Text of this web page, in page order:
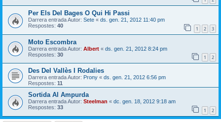
Per Els Del Bages O Qui Hi Passi
Darrera entrada Autor: Sete « ds. gen. 21, 2012 11:40 pm
Respostes: 40 1 2 3
Moto Escombra
Darrera entrada Autor: Albert « ds. gen. 21, 2012 8:24 pm
Respostes: 30 1 2
Des Del Vallès I Rodalies
Darrera entrada Autor: Prony « ds. gen. 21, 2012 6:56 pm
Respostes: 11
Sortida Al Ampurda
Darrera entrada Autor: Steelman « dc. gen. 18, 2012 9:18 am
Respostes: 33 1 2